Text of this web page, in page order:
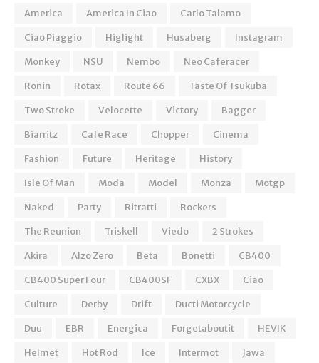
America America In Ciao
Carlo Talamo
Ciao Piaggio
Higlight Husaberg
Instagram
Monkey
NSU Nembo
Neo Caferacer
Ronin
Rotax Route 66
Taste Of Tsukuba
Two Stroke
Velocette Victory
Bagger
Biarritz
Cafe Race Chopper
Cinema
Fashion
Future Heritage
History
Isle Of Man
Moda Model Monza
Motgp
Naked
Party Ritratti
Rockers
The Reunion
Triskell Viedo
2 Strokes
Akira
Alzo Zero Beta Bonetti
CB400
CB400 Super Four
CB400SF CXBX
Ciao
Culture
Derby Drift
Ducti Motorcycle
Duu
EBR Energica Forgetaboutit
HEVIK
Helmet
Hot Rod Ice Intermot
Jawa